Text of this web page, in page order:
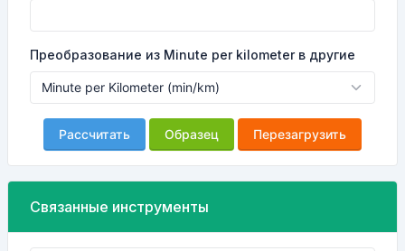
Преобразование из Minute per kilometer в другие
Рассчитать Образец Перезагрузить
Связанные инструменты